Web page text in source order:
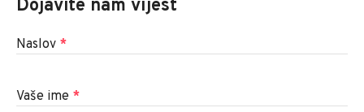
Dojavite nam vijest
Naslov *
Vaše ime *